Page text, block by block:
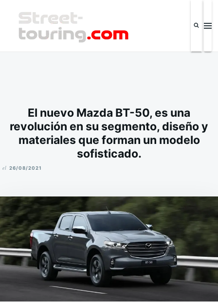
contenido
El nuevo Mazda BT-50, es una
revolución en su segmento, diseño y
materiales que forman un modelo
sofisticado.
E
el 26/08/2021